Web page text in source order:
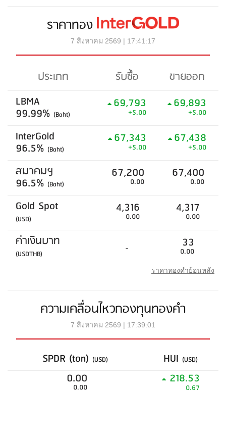
ราคาทอง
7 สิงหาคม 2569 | 17:41:17
ประเภท รับซื้อ
ขายออก
LBMA
99.99% (Baht)
69,793
+5.00
69,893
+5.00
InterGold
96.5% (Baht)
67,343
+5.00
67,438
+5.00
สมาคมฯ
96.5% (Baht)
67,200
0.00
67,400
0.00
Gold Spot
(USD)
4,316
0.00
4,317
0.00
ค่าเงินบาท
(USDTHB) - 33
0.00
ราคาทองคำย้อนหลัง
ความเคลื่อนไหวกองทุนทองคำ
7 สิงหาคม 2569 | 17:39:01
SPDR (ton) (USD) HUI (USD)
0.00
0.00
218.53
0.67